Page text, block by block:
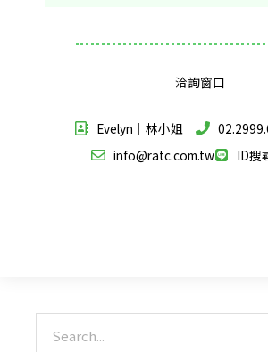
洽詢窗口
Evelyn｜林小姐
info@ratc.com.tw
ID搜